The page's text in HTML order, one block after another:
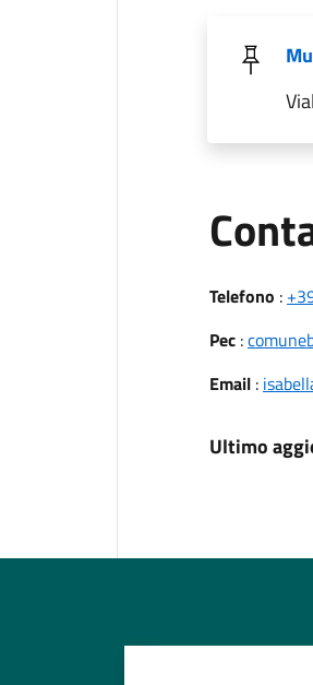
Telefono :
Pec:
Email:
Ultimo